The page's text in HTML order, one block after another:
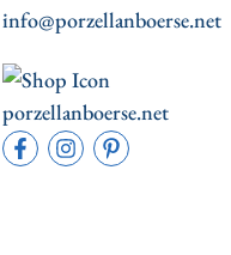
info@porzellanboerse.net
porzellanboerse.net